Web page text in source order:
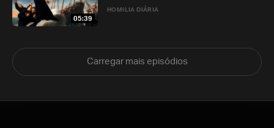
05:39
HOMILIA DIÁRIA
Carregar mais episódios